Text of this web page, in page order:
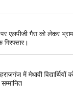
एलपीजी गैस को लेकर
में मेधावी विद्यार्थियों